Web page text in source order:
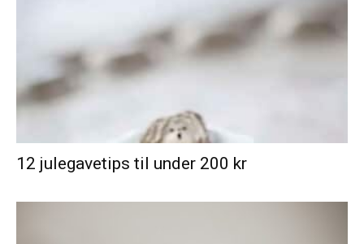
12 julegavetips til under 200 kr